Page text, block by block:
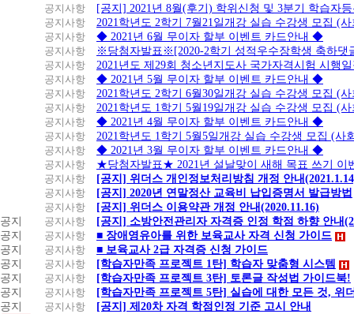
공지사항
[공지] 2021년 8월(후기) 학위신청 및 3분기 학습자
공지사항
2021학년도 2학기 7월21일개강 실습 수강생 모집 (
공지사항
◆ 2021년 6월 무이자 할부 이벤트 카드안내 ◆
공지사항
※당첨자발표※[2020-2학기 성적우수장학생 축하댓
공지사항
2021년도 제29회 청소년지도사 국가자격시험 시행
공지사항
◆ 2021년 5월 무이자 할부 이벤트 카드안내 ◆
공지사항
2021학년도 2학기 6월30일개강 실습 수강생 모집 (
공지사항
2021학년도 1학기 5월19일개강 실습 수강생 모집 (
공지사항
◆ 2021년 4월 무이자 할부 이벤트 카드안내 ◆
공지사항
2021학년도 1학기 5월5일개강 실습 수강생 모집 (사
공지사항
◆ 2021년 3월 무이자 할부 이벤트 카드안내 ◆
공지사항
★당첨자발표★ 2021년 설날맞이 새해 목표 쓰기 이
공지사항
[공지] 위더스 개인정보처리방침 개정 안내
공지사항
[공지] 2020년 연말정산 교육비 납입증명서 발급방법
공지사항
[공지] 위더스 이용약관 개정 안내(2020.11.16)
공지
공지사항
[공지] 소방안전관리자 자격증 인정 학점 하향 안내
공지
공지사항
■ 장애영유아를 위한 보육교사 자격 신청 가이드
공지
공지사항
■ 보육교사 2급 자격증 신청 가이드
공지
공지사항
[학습자만족 프로젝트 1탄] 학습자 맞춤형 시스템
공지
공지사항
[학습자만족 프로젝트 3탄] 토론글 작성법 가이드북!
공지
공지사항
[학습자만족 프로젝트 5탄] 실습에 대한 모든 것, 위
공지
공지사항
[공지] 제20차 자격 학점인정 기준 고시 안내